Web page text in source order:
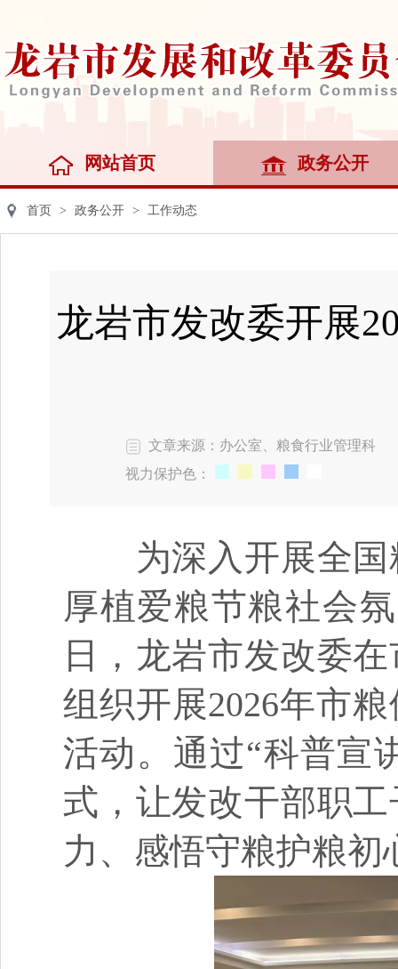
网站首页 政务公开
首页 > 政务公开 > 工作动态
龙岩市发改委开展
文章来源：办公室、粮食行业管理科
视力保护色：
为深入开展全国
厚植爱粮节粮社会
日，龙岩市发改委
组织开展2026年市
活动。通过“科普宣
式，让发改干部职
力、感悟守粮护粮初